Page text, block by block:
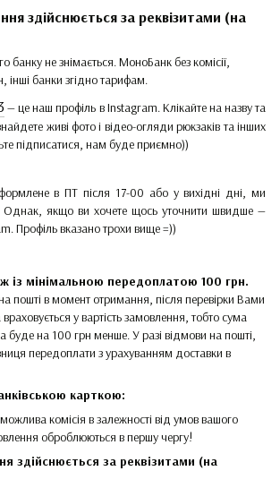
здійснюється за реквізитами (на
банку не знімається. МоноБанк без комісії,
інші банки згідно тарифам.
— це наш профіль в Instagram. Клікайте на назву та
живі фото і відео-огляди рюкзаків та інших
підписатися, нам буде приємно))
в ПТ після 17-00 або у вихідні дні, ми
якщо ви хочете щось уточнити швидше —
Профіль вказано трохи вище =))
із мінімальною передоплатою 100 грн.
пошті в момент отримання, після перевірки Вами
у вартість замовлення, тобто сума
буде на 100 грн менше. У разі відмови на пошті,
передоплати з урахуванням доставки в
карткою:
комісія в залежності від умов вашого
оброблюються в першу чергу!
здійснюється за реквізитами (на